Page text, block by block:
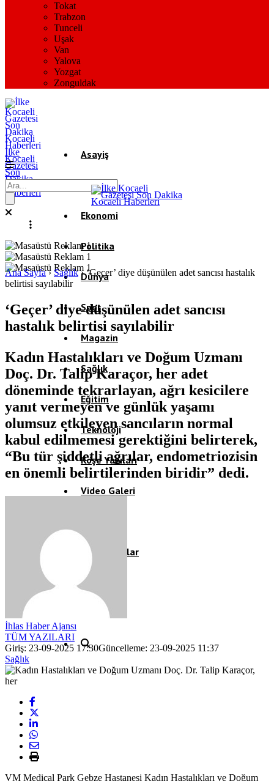
Tokat
Trabzon
Tunceli
Uşak
Van
Yalova
Yozgat
Zonguldak
İlke
Kocaeli
Gazetesi
Son
Dakika
Kocaeli
Haberleri
Asayiş
Gündem
Ekonomi
Politika
Dünya
Spor
Magazin
Sağlık
Eğitim
Teknoloji
Köşe Yazıları
Video Galeri
Resmi İlanlar
Ana Sayfa› Sağlık›‘Geçer’ diye düşünülen adet sancısı hastalık
belirtisi sayılabilir
‘Geçer’ diye düşünülen adet sancısı
hastalık belirtisi sayılabilir
Kadın Hastalıkları ve Doğum Uzmanı
Doç. Dr. Talip Karaçor, her adet
döneminde tekrarlayan, ağrı kesicilere
yanıt vermeyen ve günlük yaşamı
olumsuz etkileyen sancıların normal
kabul edilmemesi gerektiğini belirterek,
“Bu tür şiddetli ağrılar, endometriozisin
en önemli belirtilerinden biridir” dedi.
İhlas Haber Ajansı
TÜM YAZILARI
Giriş: 23-09-2025 17:30Güncelleme: 23-09-2025 11:37
Sağlık
VM Medical Park Gebze Hastanesi Kadın Hastalıkları ve Doğum